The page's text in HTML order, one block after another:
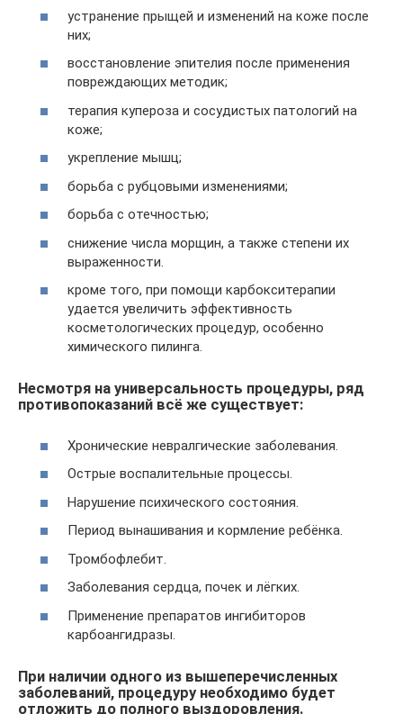
устранение прыщей и изменений на коже после
них;
восстановление эпителия после применения
повреждающих методик;
терапия купероза и сосудистых патологий на
коже;
укрепление мышц;
борьба с рубцовыми изменениями;
борьба с отечностью;
снижение числа морщин, а также степени их
выраженности.
кроме того, при помощи карбокситерапии
удается увеличить эффективность
косметологических процедур, особенно
химического пилинга.
Несмотря на универсальность процедуры, ряд
противопоказаний всё же существует:
Хронические невралгические заболевания.
Острые воспалительные процессы.
Нарушение психического состояния.
Период вынашивания и кормление ребёнка.
Тромбофлебит.
Заболевания сердца, почек и лёгких.
Применение препаратов ингибиторов
карбоангидразы.
При наличии одного из вышеперечисленных
заболеваний, процедуру необходимо будет
отложить до полного выздоровления.